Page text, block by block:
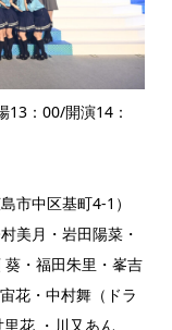
13：00/開演14：
市中区基町4-1）
美月・岩田陽菜・
・福田朱里・峯吉
花・中村舞（ドラ
花 ・川又あん